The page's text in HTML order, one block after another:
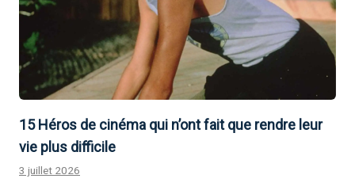
15 Héros de cinéma qui n’ont fait que rendre leur
vie plus difficile
3 juillet 2026